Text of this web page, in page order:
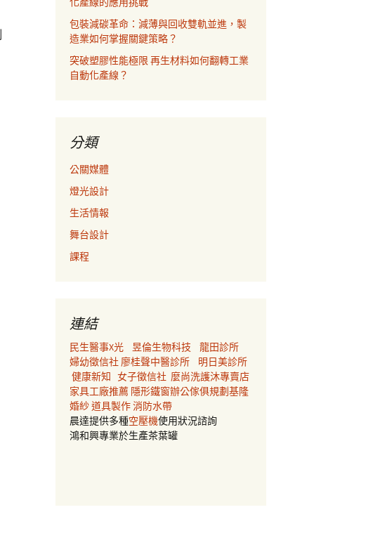
包裝減碳革命：減薄與回收雙軌並進，製
造業如何掌握關鍵策略？
突破塑膠性能極限 再生材料如何翻轉工業
自動化產線？
分類
公關媒體
燈光設計
生活情報
舞台設計
課程
連結
民生醫事X光 昱倫生物科技
龍田診所
婦幼徵信社 廖桂聲中醫診所
明日美診所
健康新知 女子徵信社 麼尚洗護沐專賣店
家具工廠推薦 隱形鐵窗辦公傢俱規劃基隆
婚紗道具製作消防水帶
晨達提供多種空壓機使用狀況諮詢
鴻和興專業於生產茶葉罐